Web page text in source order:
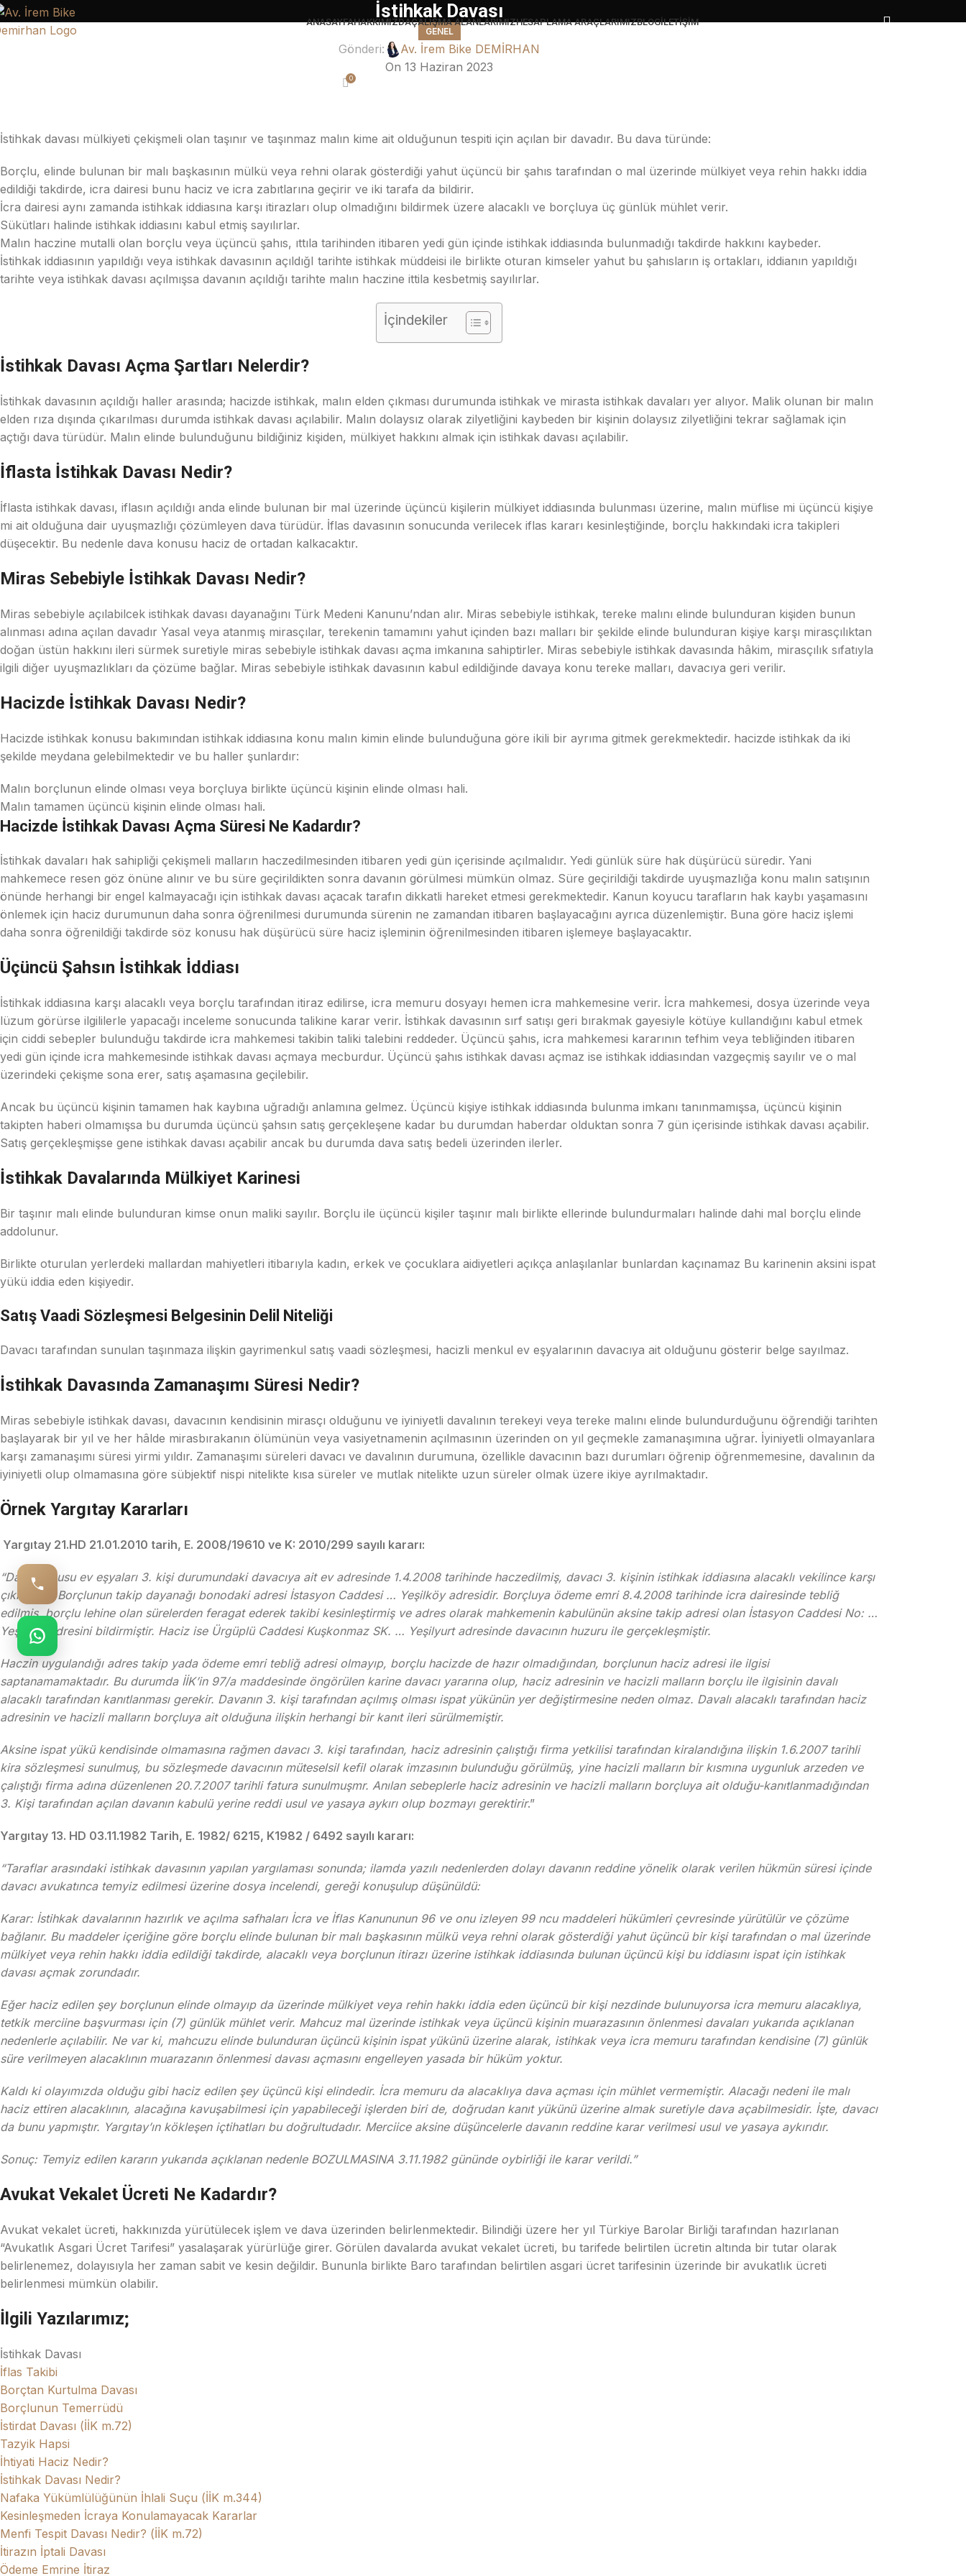
ANASAYFAHAKKIMIZDAÇALIŞMA ALANLARIMIZHESAPLAMA ARAÇLARIMIZBLOGİLETIŞIM
İstihkak Davası
GENEL
Gönderi:
Av. İrem Bike DEMİRHAN
On 13 Haziran 2023
0
İstihkak davası mülkiyeti çekişmeli olan taşınır ve taşınmaz malın kime ait olduğunun tespiti için açılan bir davadır. Bu dava türünde:
Borçlu, elinde bulunan bir malı başkasının mülkü veya rehni olarak gösterdiği yahut üçüncü bir şahıs tarafından o mal üzerinde mülkiyet veya rehin hakkı iddia
edildiği takdirde, icra dairesi bunu haciz ve icra zabıtlarına geçirir ve iki tarafa da bildirir.
İcra dairesi aynı zamanda istihkak iddiasına karşı itirazları olup olmadığını bildirmek üzere alacaklı ve borçluya üç günlük mühlet verir.
Sükütları halinde istihkak iddiasını kabul etmiş sayılırlar.
Malın haczine mutalli olan borçlu veya üçüncü şahıs, ıttıla tarihinden itibaren yedi gün içinde istihkak iddiasında bulunmadığı takdirde hakkını kaybeder.
İstihkak iddiasının yapıldığı veya istihkak davasının açıldığI tarihte istihkak müddeisi ile birlikte oturan kimseler yahut bu şahısların iş ortakları, iddianın yapıldığı
tarihte veya istihkak davası açılmışsa davanın açıldığı tarihte malın haczine ittila kesbetmiş sayılırlar.
İçindekiler
İstihkak Davası Açma Şartları Nelerdir?
İstihkak davasının açıldığı haller arasında; hacizde istihkak, malın elden çıkması durumunda istihkak ve mirasta istihkak davaları yer alıyor. Malik olunan bir malın
elden rıza dışında çıkarılması durumda istihkak davası açılabilir. Malın dolaysız olarak zilyetliğini kaybeden bir kişinin dolaysız zilyetliğini tekrar sağlamak için
açtığı dava türüdür. Malın elinde bulunduğunu bildiğiniz kişiden, mülkiyet hakkını almak için istihkak davası açılabilir.
İflasta İstihkak Davası Nedir?
İflasta istihkak davası, iflasın açıldığı anda elinde bulunan bir mal üzerinde üçüncü kişilerin mülkiyet iddiasında bulunması üzerine, malın müflise mi üçüncü kişiye
mi ait olduğuna dair uyuşmazlığı çözümleyen dava türüdür. İflas davasının sonucunda verilecek iflas kararı kesinleştiğinde, borçlu hakkındaki icra takipleri
düşecektir. Bu nedenle dava konusu haciz de ortadan kalkacaktır.
Miras Sebebiyle İstihkak Davası Nedir?
Miras sebebiyle açılabilcek istihkak davası dayanağını Türk Medeni Kanunu’ndan alır. Miras sebebiyle istihkak, tereke malını elinde bulunduran kişiden bunun
alınması adına açılan davadır Yasal veya atanmış mirasçılar, terekenin tamamını yahut içinden bazı malları bir şekilde elinde bulunduran kişiye karşı mirasçılıktan
doğan üstün hakkını ileri sürmek suretiyle miras sebebiyle istihkak davası açma imkanına sahiptirler. Miras sebebiyle istihkak davasında hâkim, mirasçılık sıfatıyla
ilgili diğer uyuşmazlıkları da çözüme bağlar. Miras sebebiyle istihkak davasının kabul edildiğinde davaya konu tereke malları, davacıya geri verilir.
Hacizde İstihkak Davası Nedir?
Hacizde istihkak konusu bakımından istihkak iddiasına konu malın kimin elinde bulunduğuna göre ikili bir ayrıma gitmek gerekmektedir. hacizde istihkak da iki
şekilde meydana gelebilmektedir ve bu haller şunlardır:
Malın borçlunun elinde olması veya borçluya birlikte üçüncü kişinin elinde olması hali.
Malın tamamen üçüncü kişinin elinde olması hali.
Hacizde İstihkak Davası Açma Süresi Ne Kadardır?
İstihkak davaları hak sahipliği çekişmeli malların haczedilmesinden itibaren yedi gün içerisinde açılmalıdır. Yedi günlük süre hak düşürücü süredir. Yani
mahkemece resen göz önüne alınır ve bu süre geçirildikten sonra davanın görülmesi mümkün olmaz. Süre geçirildiği takdirde uyuşmazlığa konu malın satışının
önünde herhangi bir engel kalmayacağı için istihkak davası açacak tarafın dikkatli hareket etmesi gerekmektedir. Kanun koyucu tarafların hak kaybı yaşamasını
önlemek için haciz durumunun daha sonra öğrenilmesi durumunda sürenin ne zamandan itibaren başlayacağını ayrıca düzenlemiştir. Buna göre haciz işlemi
daha sonra öğrenildiği takdirde söz konusu hak düşürücü süre haciz işleminin öğrenilmesinden itibaren işlemeye başlayacaktır.
Üçüncü Şahsın İstihkak İddiası
İstihkak iddiasına karşı alacaklı veya borçlu tarafından itiraz edilirse, icra memuru dosyayı hemen icra mahkemesine verir. İcra mahkemesi, dosya üzerinde veya
lüzum görürse ilgililerle yapacağı inceleme sonucunda talikine karar verir. İstihkak davasının sırf satışı geri bırakmak gayesiyle kötüye kullandığını kabul etmek
için ciddi sebepler bulunduğu takdirde icra mahkemesi takibin taliki talebini reddeder. Üçüncü şahıs, icra mahkemesi kararının tefhim veya tebliğinden itibaren
yedi gün içinde icra mahkemesinde istihkak davası açmaya mecburdur. Üçüncü şahıs istihkak davası açmaz ise istihkak iddiasından vazgeçmiş sayılır ve o mal
üzerindeki çekişme sona erer, satış aşamasına geçilebilir.
Ancak bu üçüncü kişinin tamamen hak kaybına uğradığı anlamına gelmez. Üçüncü kişiye istihkak iddiasında bulunma imkanı tanınmamışsa, üçüncü kişinin
takipten haberi olmamışsa bu durumda üçüncü şahsın satış gerçekleşene kadar bu durumdan haberdar olduktan sonra 7 gün içerisinde istihkak davası açabilir.
Satış gerçekleşmişse gene istihkak davası açabilir ancak bu durumda dava satış bedeli üzerinden ilerler.
İstihkak Davalarında Mülkiyet Karinesi
Bir taşınır malı elinde bulunduran kimse onun maliki sayılır. Borçlu ile üçüncü kişiler taşınır malı birlikte ellerinde bulundurmaları halinde dahi mal borçlu elinde
addolunur.
Birlikte oturulan yerlerdeki mallardan mahiyetleri itibarıyla kadın, erkek ve çocuklara aidiyetleri açıkça anlaşılanlar bunlardan kaçınamaz Bu karinenin aksini ispat
yükü iddia eden kişiyedir.
Satış Vaadi Sözleşmesi Belgesinin Delil Niteliği
Davacı tarafından sunulan taşınmaza ilişkin gayrimenkul satış vaadi sözleşmesi, hacizli menkul ev eşyalarının davacıya ait olduğunu gösterir belge sayılmaz.
İstihkak Davasında Zamanaşımı Süresi Nedir?
Miras sebebiyle istihkak davası, davacının kendisinin mirasçı olduğunu ve iyiniyetli davalının terekeyi veya tereke malını elinde bulundurduğunu öğrendiği tarihten
başlayarak bir yıl ve her hâlde mirasbırakanın ölümünün veya vasiyetnamenin açılmasının üzerinden on yıl geçmekle zamanaşımına uğrar. İyiniyetli olmayanlara
karşı zamanaşımı süresi yirmi yıldır. Zamanaşımı süreleri davacı ve davalının durumuna, özellikle davacının bazı durumları öğrenip öğrenmemesine, davalının da
iyiniyetli olup olmamasına göre sübjektif nispi nitelikte kısa süreler ve mutlak nitelikte uzun süreler olmak üzere ikiye ayrılmaktadır.
Örnek Yargıtay Kararları
Yargıtay 21.HD 21.01.2010 tarih, E. 2008/19610 ve K: 2010/299 sayılı kararı:
“Dava konusu ev eşyaları 3. kişi durumundaki davacıya ait ev adresinde 1.4.2008 tarihinde haczedilmiş, davacı 3. kişinin istihkak iddiasına alacaklı vekilince karşı
çıkılmıştır. Borçlunun takip dayanağı bonodaki adresi İstasyon Caddesi … Yeşilköy adresidir. Borçluya ödeme emri 8.4.2008 tarihinde icra dairesinde tebliğ
edilmiş, borçlu lehine olan sürelerden feragat ederek takibi kesinleştirmiş ve adres olarak mahkemenin kabulünün aksine takip adresi olan İstasyon Caddesi No: …
Yeşilköy adresini bildirmiştir. Haciz ise Ürgüplü Caddesi Kuşkonmaz SK. … Yeşilyurt adresinde davacının huzuru ile gerçekleşmiştir.
Haczin uygulandığı adres takip yada ödeme emri tebliğ adresi olmayıp, borçlu hacizde de hazır olmadığından, borçlunun haciz adresi ile ilgisi
saptanamamaktadır. Bu durumda İİK’in 97/a maddesinde öngörülen karine davacı yararına olup, haciz adresinin ve hacizli malların borçlu ile ilgisinin davalı
alacaklı tarafından kanıtlanması gerekir. Davanın 3. kişi tarafından açılmış olması ispat yükünün yer değiştirmesine neden olmaz. Davalı alacaklı tarafından haciz
adresinin ve hacizli malların borçluya ait olduğuna ilişkin herhangi bir kanıt ileri sürülmemiştir.
Aksine ispat yükü kendisinde olmamasına rağmen davacı 3. kişi tarafından, haciz adresinin çalıştığı firma yetkilisi tarafından kiralandığına ilişkin 1.6.2007 tarihli
kira sözleşmesi sunulmuş, bu sözleşmede davacının müteselsil kefil olarak imzasının bulunduğu görülmüş, yine hacizli malların bir kısmına uygunluk arzeden ve
çalıştığı firma adına düzenlenen 20.7.2007 tarihli fatura sunulmuşmr. Anılan sebeplerle haciz adresinin ve hacizli malların borçluya ait olduğu-kanıtlanmadığından
3. Kişi tarafından açılan davanın kabulü yerine reddi usul ve yasaya aykırı olup bozmayı gerektirir.”
Yargıtay 13. HD 03.11.1982 Tarih, E. 1982/ 6215, K1982 / 6492 sayılı kararı:
“Taraflar arasındaki istihkak davasının yapılan yargılaması sonunda; ilamda yazılı nedenlerden dolayı davanın reddine yönelik olarak verilen hükmün süresi içinde
davacı avukatınca temyiz edilmesi üzerine dosya incelendi, gereği konuşulup düşünüldü:
Karar: İstihkak davalarının hazırlık ve açılma safhaları İcra ve İflas Kanununun 96 ve onu izleyen 99 ncu maddeleri hükümleri çevresinde yürütülür ve çözüme
bağlanır. Bu maddeler içeriğine göre borçlu elinde bulunan bir malı başkasının mülkü veya rehni olarak gösterdiği yahut üçüncü bir kişi tarafından o mal üzerinde
mülkiyet veya rehin hakkı iddia edildiği takdirde, alacaklı veya borçlunun itirazı üzerine istihkak iddiasında bulunan üçüncü kişi bu iddiasını ispat için istihkak
davası açmak zorundadır.
Eğer haciz edilen şey borçlunun elinde olmayıp da üzerinde mülkiyet veya rehin hakkı iddia eden üçüncü bir kişi nezdinde bulunuyorsa icra memuru alacaklıya,
tetkik merciine başvurması için (7) günlük mühlet verir. Mahcuz mal üzerinde istihkak veya üçüncü kişinin muarazasının önlenmesi davaları yukarıda açıklanan
nedenlerle açılabilir. Ne var ki, mahcuzu elinde bulunduran üçüncü kişinin ispat yükünü üzerine alarak, istihkak veya icra memuru tarafından kendisine (7) günlük
süre verilmeyen alacaklının muarazanın önlenmesi davası açmasını engelleyen yasada bir hüküm yoktur.
Kaldı ki olayımızda olduğu gibi haciz edilen şey üçüncü kişi elindedir. İcra memuru da alacaklıya dava açması için mühlet vermemiştir. Alacağı nedeni ile malı
haciz ettiren alacaklının, alacağına kavuşabilmesi için yapabileceği işlerden biri de, doğrudan kanıt yükünü üzerine almak suretiyle dava açabilmesidir. İşte, davacı
da bunu yapmıştır. Yargıtay’ın kökleşen içtihatları bu doğrultudadır. Merciice aksine düşüncelerle davanın reddine karar verilmesi usul ve yasaya aykırıdır.
Sonuç: Temyiz edilen kararın yukarıda açıklanan nedenle BOZULMASINA 3.11.1982 gününde oybirliği ile karar verildi.”
Avukat Vekalet Ücreti Ne Kadardır?
Avukat vekalet ücreti, hakkınızda yürütülecek işlem ve dava üzerinden belirlenmektedir. Bilindiği üzere her yıl Türkiye Barolar Birliği tarafından hazırlanan
“Avukatlık Asgari Ücret Tarifesi” yasalaşarak yürürlüğe girer. Görülen davalarda avukat vekalet ücreti, bu tarifede belirtilen ücretin altında bir tutar olarak
belirlenemez, dolayısıyla her zaman sabit ve kesin değildir. Bununla birlikte Baro tarafından belirtilen asgari ücret tarifesinin üzerinde bir avukatlık ücreti
belirlenmesi mümkün olabilir.
İlgili Yazılarımız;
İstihkak Davası
İflas Takibi
Borçtan Kurtulma Davası
Borçlunun Temerrüdü
İstirdat Davası (İİK m.72)
Tazyik Hapsi
İhtiyati Haciz Nedir?
İstihkak Davası Nedir?
Nafaka Yükümlülüğünün İhlali Suçu (İİK m.344)
Kesinleşmeden İcraya Konulamayacak Kararlar
Menfi Tespit Davası Nedir? (İİK m.72)
İtirazın İptali Davası
Ödeme Emrine İtiraz